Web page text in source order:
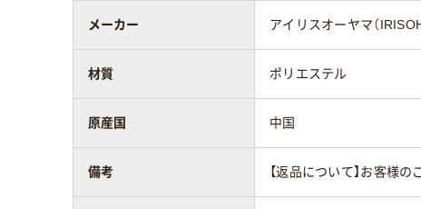
メーカー アイリスオーヤマ（
材質 ポリエステル
原産国 中国
備考 【返品について】お客様